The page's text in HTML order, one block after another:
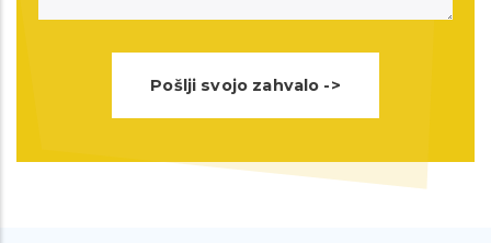
Spoštovani, danes sem bila na klicu z
sem se samo še zahvalit za vso